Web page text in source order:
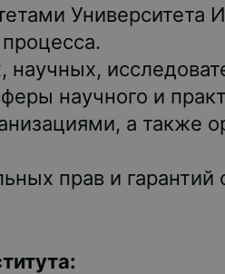
Университета
научных,
научного и
а также
прав и